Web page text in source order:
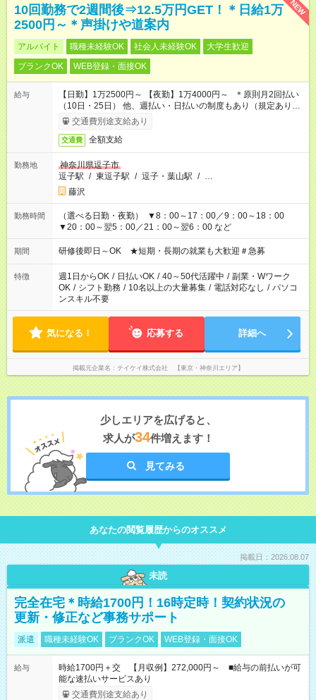
NEW
10回勤務で2週間後⇒12.5万円GET！＊日給1万
2500円～＊声掛けや道案内
アルバイト 職種未経験OK 社会人未経験OK
大学生歓迎
ブランクOK
WEB登録・面接OK
給与
【日勤】1万2500円～ 【夜勤】1万4000円～ ＊原則月2回払い
（10日・25日） 他、週払い・日払いの制度もあり（規定あり）
＃日収1万円以上
交通費別途支給あり
交通費 全額支給
勤務地
神奈川県逗子市
逗子駅 / 東逗子駅 / 逗子・葉山駅 / …
藤沢
勤務時間
（選べる日勤・夜勤） ▼8：00～17：00／9：00～18：00
▼20：00～翌5：00／21：00～翌6：00 など
期間 研修後即日～OK ★短期・長期の就業も大歓迎＃急募
特徴 週1日からOK / 日払いOK / 40～50代活躍中 / 副業・Wワーク
OK / シフト勤務 / 10名以上の大量募集 / 電話対応なし / パソコ
ンスキル不要
気になる！ 応募する 詳細へ
掲載元企業名 テイケイ株式会社 【東京・神奈川エリア】
少しエリアを広げると、
求人が34件増えます！
見てみる
あなたの閲覧履歴からのオススメ
掲載日：2026.08.07
未読
完全在宅＊時給1700円！16時定時！契約状況の
更新・修正など事務サポート
派遣 職種未経験OK ブランクOK WEB登録・面接OK
給与
時給1700円＋交 【月収例】272,000円～ ■給与の前払いが可
能な速払いサービスあり
交通費別途支給あり